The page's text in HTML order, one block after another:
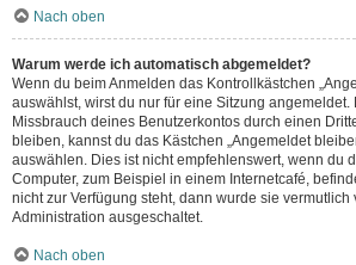
Nach oben
Warum werde ich automatisch abgemeldet?
Wenn du beim Anmelden das Kontrollkästchen
auswählst, wirst du nur für eine Sitzung angemeldet.
Missbrauch deines Benutzerkontos durch einen
bleiben, kannst du das Kästchen „Angemeldet
auswählen. Dies ist nicht empfehlenswert, wenn du
Computer, zum Beispiel in einem Internetcafé,
nicht zur Verfügung steht, dann wurde sie vermutlich
Administration ausgeschaltet.
Nach oben